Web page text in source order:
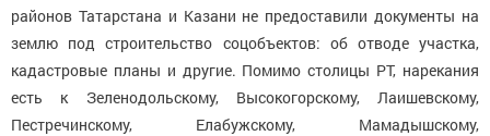
районов Татарстана и Казани не предоставили документы на
землю под строительство соцобъектов: об отводе участка,
кадастровые планы и другие. Помимо столицы РТ, нарекания
есть к Зеленодольскому, Высокогорскому, Лаишевскому,
Пестречинскому, Елабужскому, Мамадышскому,